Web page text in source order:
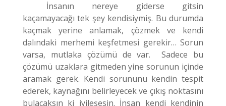
İnsanın nereye giderse gitsin
kaçamayacağı tek şey kendisiymiş. Bu durumda
kaçmak yerine anlamak, çözmek ve kendi
dalındaki merhemi keşfetmesi gerekir… Sorun
varsa, mutlaka çözümü de var. Sadece bu
çözümü uzaklara gitmeden yine sorunun içinde
aramak gerek. Kendi sorununu kendin tespit
ederek, kaynağını belirleyecek ve çıkış noktasını
bulacaksın ki iyileşesin. İnsan kendi kendinin